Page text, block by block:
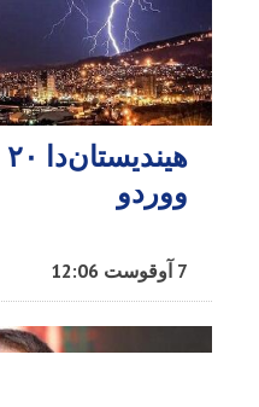
ووردو
7 آوقوست 12:06